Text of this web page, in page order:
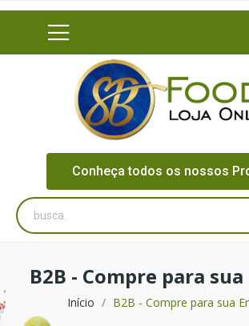
Conheça todos os nossos
B2B - Compre para
Início B2B - Compre para sua